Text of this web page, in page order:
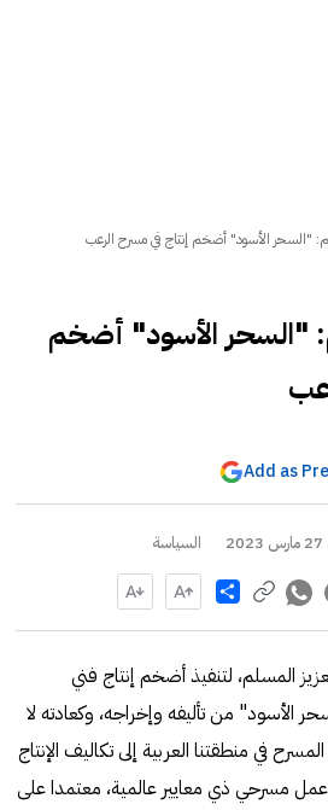
"السحر الأسود" أضخم إنتاج في مسرح الرعب
"السحر الأسود" أضخم
Add as
السياسة
Share
المسلم، لتنفيذ أضخم إنتاج فني
الأسود" من تأليفه وإخراجه، وكعادته لا
في منطقتنا العربية إلى تكاليف الإنتاج
عمل مسرحي ذي معايير عالمية، معتمدا على